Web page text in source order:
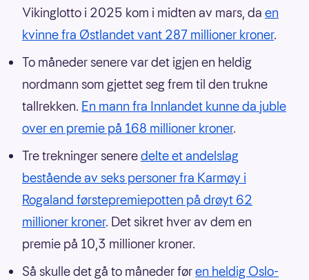
Vikinglotto i 2025 kom i midten av mars, da en
kvinne fra Østlandet vant 287 millioner kroner.
To måneder senere var det igjen en heldig
nordmann som gjettet seg frem til den trukne
tallrekken. En mann fra Innlandet kunne da juble
over en premie på 168 millioner kroner.
Tre trekninger seneredelte et andelslag
bestående av seks personer fra Karmøy i
Rogaland førstepremiepotten på drøyt 62
millioner kroner. Det sikret hver av dem en
premie på 10,3 millioner kroner.
Så skulle det gå to måneder føren heldig Oslo-